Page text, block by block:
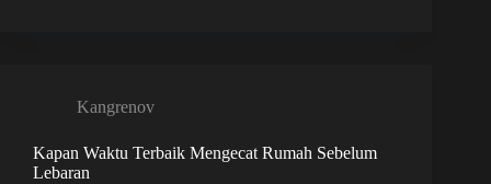
Kangrenov
Kapan Waktu Terbaik Mengecat Rumah Sebelum
Lebaran